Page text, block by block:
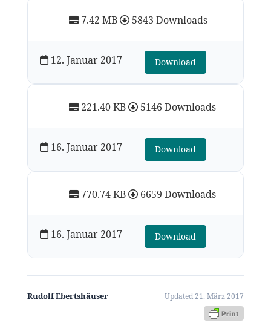
770.74 KB 6659 Downloads
16. Januar 2017 Download
221.40 KB 5146 Downloads
16. Januar 2017 Download
7.42 MB 5843 Downloads
12. Januar 2017 Download
Rudolf Ebertshäuser Updated 21. März 2017